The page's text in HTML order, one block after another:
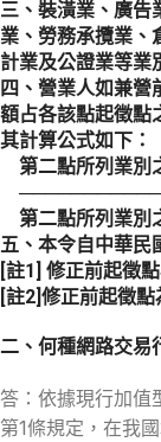
三、裝潢業、廣告
業、勞務承攬業、
計業及公證業等業
四、營業人如兼營
額占各該點起徵點
其計算公式如下：
第二點所列業別
第二點所列業別
五、本令自中華民
[註1] 修正前起徵
[註2]修正前起徵
二、何種網路交易
答：依據現行加值
第1條規定，在我